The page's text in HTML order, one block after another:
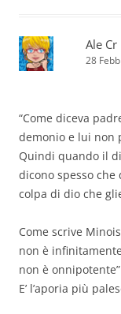
Ale Cr
28
“Come diceva
demonio e lui non
Quindi quando il
dicono spesso che
colpa di dio che
Come scrive
non è
non è
E’ l’aporia più